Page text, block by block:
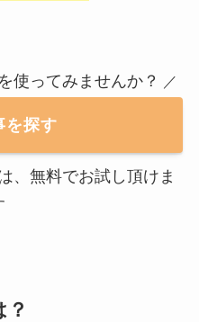
使ってみませんか？ ／
を探す
、無料でお試し頂けま